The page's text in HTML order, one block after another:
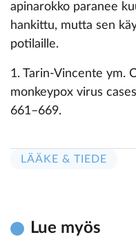
apinarokko paranee
hankittu, mutta sen
potilaille.
1. Tarin-Vincente ym.
monkeypox virus
661–669.
LÄÄKE & TIEDE
Lue myös